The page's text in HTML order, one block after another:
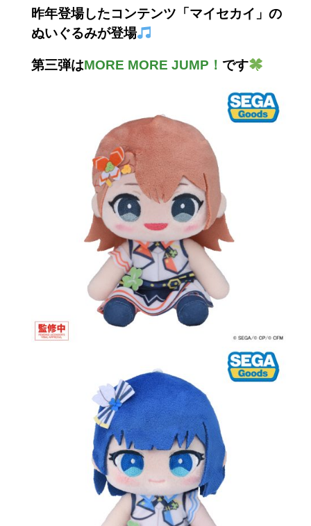
昨年登場したコンテンツ「マイセカイ」の
ぬいぐるみが登場
第三弾はMORE MORE JUMP！ です